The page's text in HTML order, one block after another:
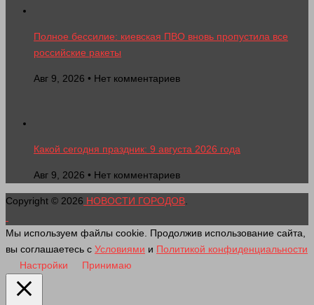
Полное бессилие: киевская ПВО вновь пропустила все
российские ракеты
Авг 9, 2026 • Нет комментариев
Какой сегодня праздник: 9 августа 2026 года
Авг 9, 2026 • Нет комментариев
Copyright © 2026 НОВОСТИ ГОРОДОВ
Мы используем файлы cookie. Продолжив использование сайта,
вы соглашаетесь с Условиями и Политикой конфиденциальности
Настройки
Принимаю